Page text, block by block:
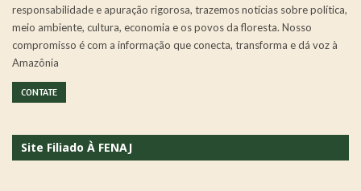
responsabilidade e apuração rigorosa, trazemos notícias sobre política,
meio ambiente, cultura, economia e os povos da floresta. Nosso
compromisso é com a informação que conecta, transforma e dá voz à
Amazônia
CONTATE
Site Filiado À FENAJ